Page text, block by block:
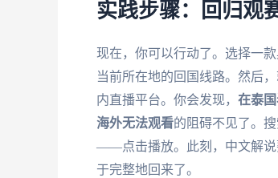
实践步骤：回归观
现在，你可以行动了。选择一
当前所在地的回国线路。然后
内直播平台。你会发现， 在泰
海外无法观看的阻碍不见了。
——点击播放。此刻，中文解说
于完整地回来了。